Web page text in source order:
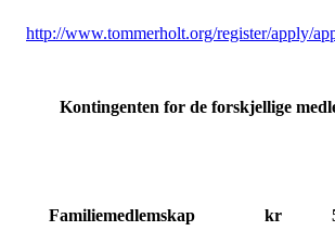
http://www.tommerholt.org/register/apply/
Kontingenten for de forskjellige
Familiemedlemskap kr